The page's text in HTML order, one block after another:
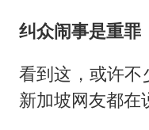
纠众闹事是重罪
看到这，或许不
新加坡网友都在